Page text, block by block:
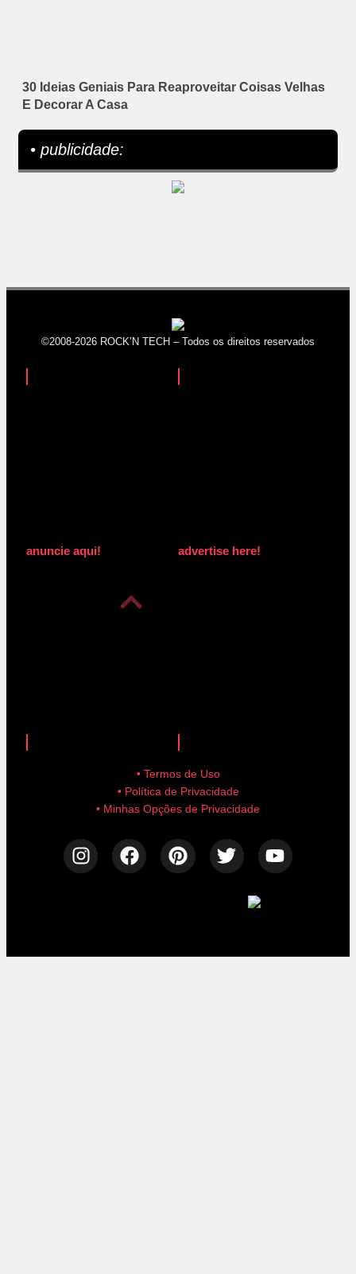
30 Ideias Geniais Para Reaproveitar Coisas Velhas
E Decorar A Casa
• publicidade:
©2008-2026 ROCK’N TECH – Todos os direitos reservados
anuncie aqui! advertise here!
• Termos de Uso
• Política de Privacidade
• Minhas Opções de Privacidade